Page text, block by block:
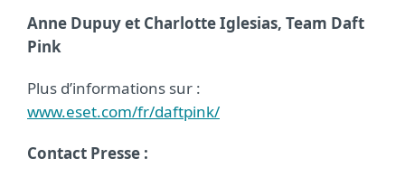
Anne Dupuy et Charlotte Iglesias, Team Daft
Pink
Plus d’informations sur :
www.eset.com/fr/daftpink/
Contact Presse :